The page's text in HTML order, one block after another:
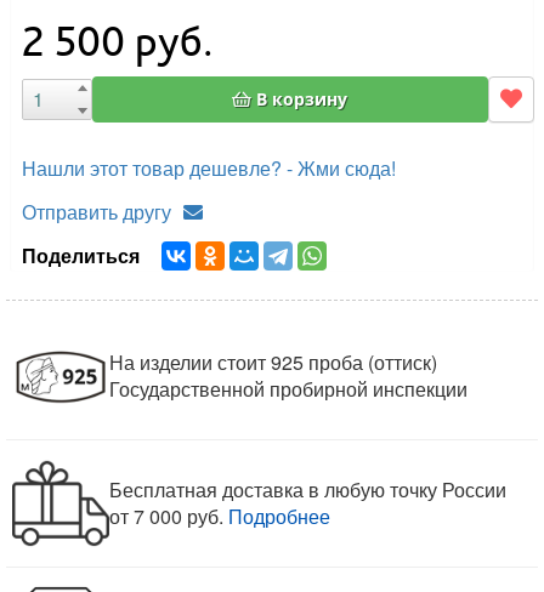
2 500 руб.
В корзину
Нашли этот товар дешевле? - Жми сюда!
Отправить другу
Поделиться
На изделии стоит 925 проба (оттиск)
Государственной пробирной инспекции
Бесплатная доставка в любую точку России
от 7 000 руб. Подробнее